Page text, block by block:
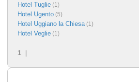
Hotel Tuglie (1)
Hotel Ugento (5)
Hotel Uggiano la Chiesa(1)
Hotel Veglie (1)
1 |